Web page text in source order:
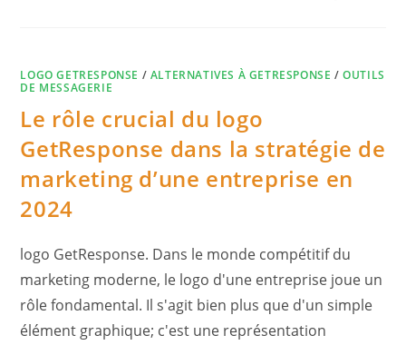
LOGO GETRESPONSE / ALTERNATIVES À GETRESPONSE /OUTILS
DE MESSAGERIE
Le rôle crucial du logo
GetResponse dans la stratégie de
marketing d’une entreprise en
2024
logo GetResponse. Dans le monde compétitif du
marketing moderne, le logo d'une entreprise joue un
rôle fondamental. Il s'agit bien plus que d'un simple
élément graphique; c'est une représentation